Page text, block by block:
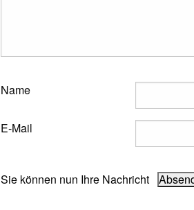
Name
E-Mail
Sie können nun Ihre Nachricht